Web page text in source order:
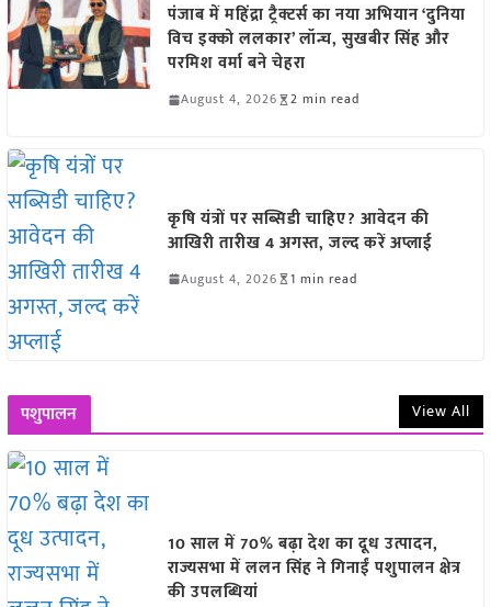
पंजाब में महिंद्रा ट्रैक्टर्स का नया अभियान ‘दुनिया
विच इक्को ललकार’ लॉन्च, सुखबीर सिंह और
परमिश वर्मा बने चेहरा
August 4, 2026 2 min read
कृषि यंत्रों पर सब्सिडी चाहिए? आवेदन की
आखिरी तारीख 4 अगस्त, जल्द करें अप्लाई
August 4, 2026 1 min read
पशुपालन View All
10 साल में 70% बढ़ा देश का दूध उत्पादन,
राज्यसभा में ललन सिंह ने गिनाईं पशुपालन क्षेत्र
की उपलब्धियां